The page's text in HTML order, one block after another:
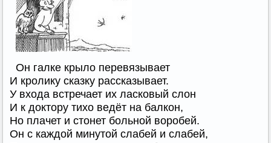
Он галке крыло перевязывает
И кролику сказку рассказывает.
У входа встречает их ласковый слон
И к доктору тихо ведёт на балкон,
Но плачет и стонет больной воробей.
Он с каждой минутой слабей и слабей,